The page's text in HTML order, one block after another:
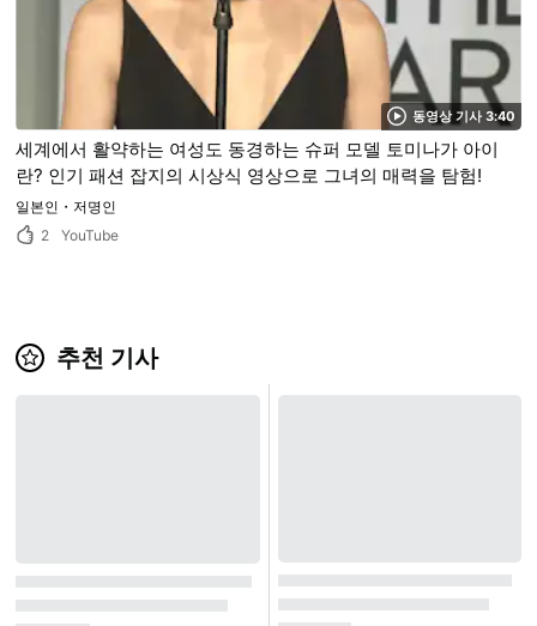
동영상 기사 3:40
세계에서 활약하는 여성도 동경하는 슈퍼 모델 토미나가 아이
란? 인기 패션 잡지의 시상식 영상으로 그녀의 매력을 탐험!
일본인・저명인
2
YouTube
추천 기사